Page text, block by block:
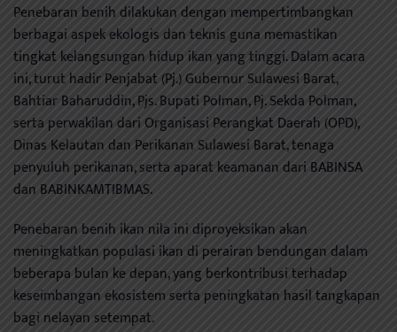
Penebaran benih dilakukan dengan mempertimbangkan
berbagai aspek ekologis dan teknis guna memastikan
tingkat kelangsungan hidup ikan yang tinggi. Dalam acara
ini, turut hadir Penjabat (Pj.) Gubernur Sulawesi Barat,
Bahtiar Baharuddin, Pjs. Bupati Polman, Pj. Sekda Polman,
serta perwakilan dari Organisasi Perangkat Daerah (OPD),
Dinas Kelautan dan Perikanan Sulawesi Barat, tenaga
penyuluh perikanan, serta aparat keamanan dari BABINSA
dan BABINKAMTIBMAS.
Penebaran benih ikan nila ini diproyeksikan akan
meningkatkan populasi ikan di perairan bendungan dalam
beberapa bulan ke depan, yang berkontribusi terhadap
keseimbangan ekosistem serta peningkatan hasil tangkapan
bagi nelayan setempat.